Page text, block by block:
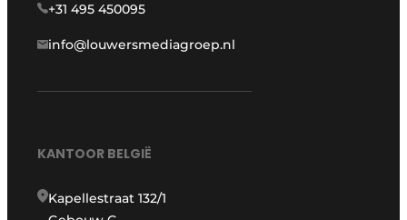
+31 495 450095
info@louwersmediagroep.nl
KANTOOR BELGIË
Kapellestraat 132/1